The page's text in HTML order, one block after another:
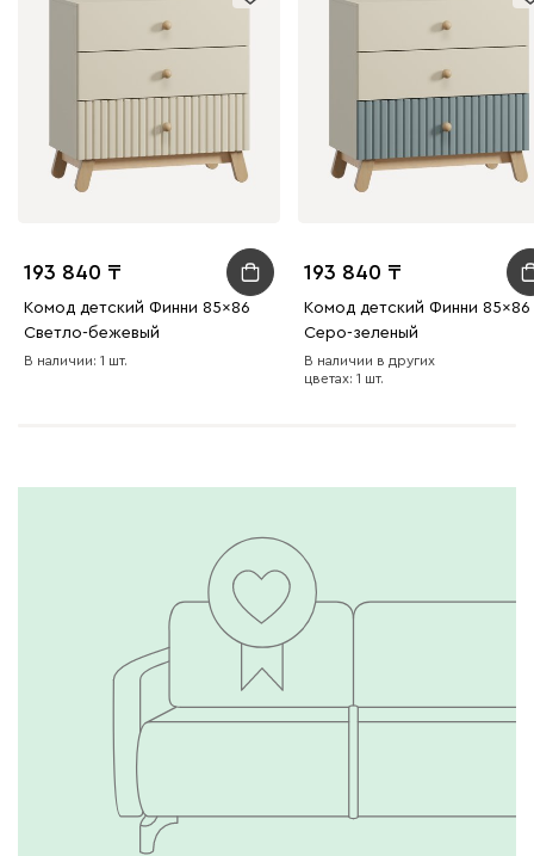
193 840
Комод детский Финни 85x86
Светло-бежевый
В наличии: 1 шт.
193 840
Комод детский Финни 85x86
Серо-зеленый
В наличии в других
цветах: 1 шт.